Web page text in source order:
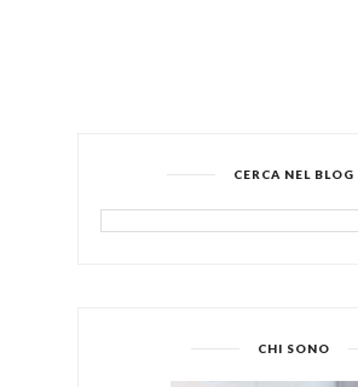
CERCA NEL BLOG
CHI SONO